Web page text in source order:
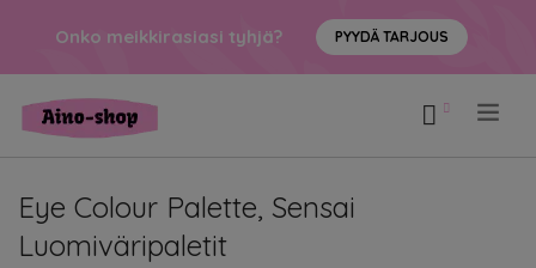
Onko meikkirasiasi tyhjä? PYYDÄ TARJOUS
Eye Colour Palette, Sensai
Luomiväripaletit